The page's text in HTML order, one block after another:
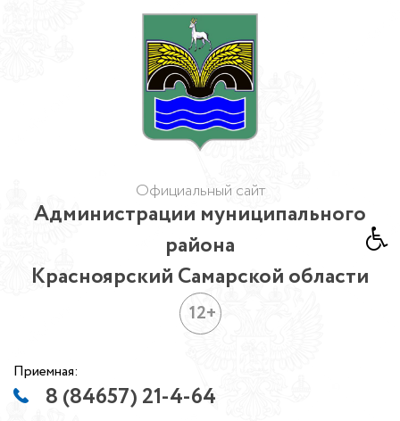
Официальный сайт
Администрации муниципального
района
Красноярский Самарской области
12+
Приемная:
8 (84657) 21-4-64